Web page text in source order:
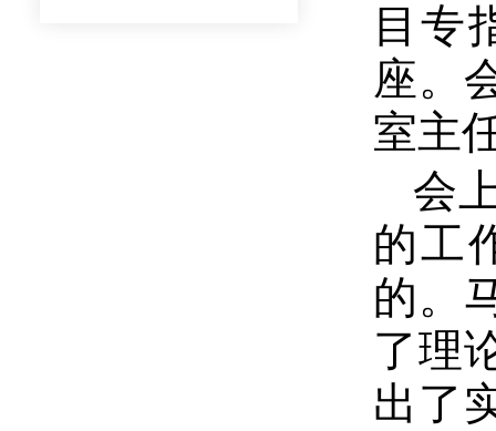
目专
座。
室主
会
的工
的。
了理
出了